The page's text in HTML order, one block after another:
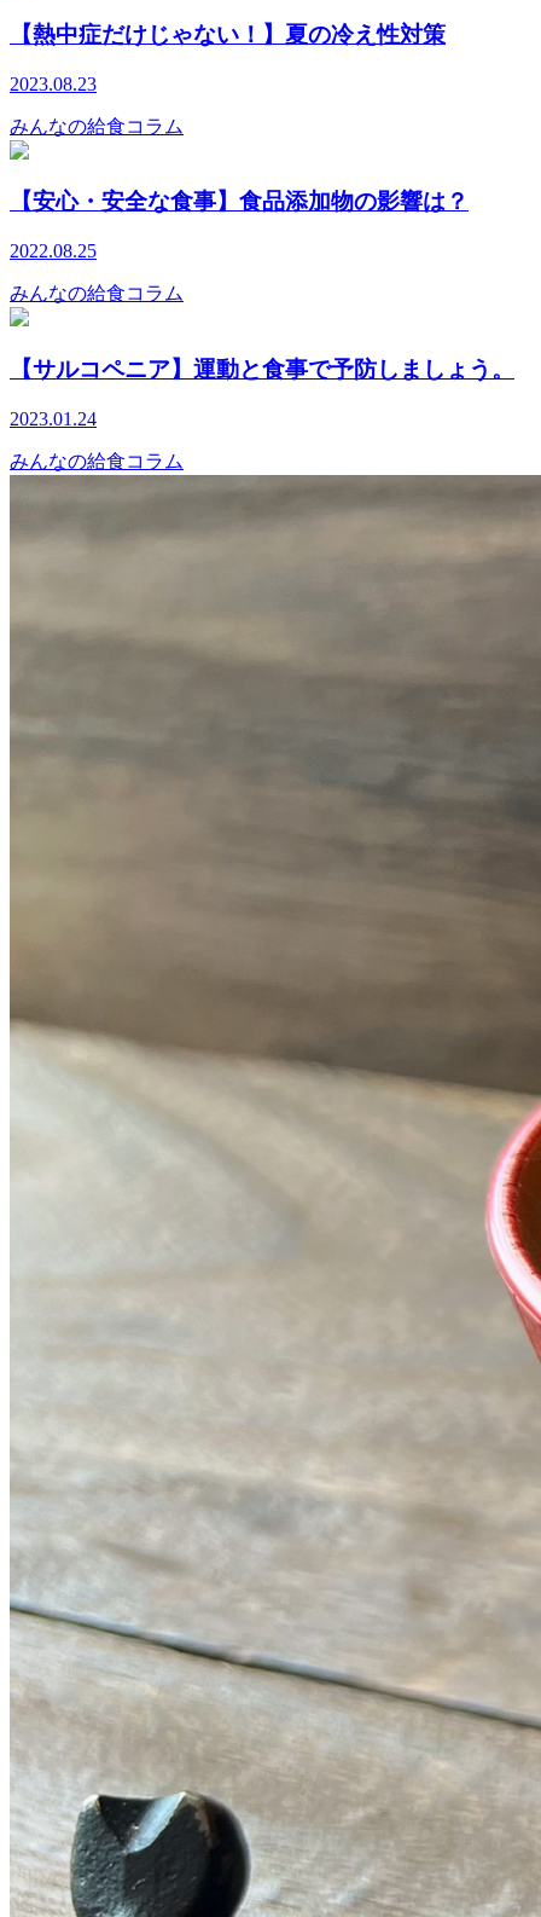
【熱中症だけじゃない！】夏の冷え性対策
2023.08.23
みんなの給食コラム
【安心・安全な食事】食品添加物の影響は？
2022.08.25
みんなの給食コラム
【サルコペニア】運動と食事で予防しましょう。
2023.01.24
みんなの給食コラム